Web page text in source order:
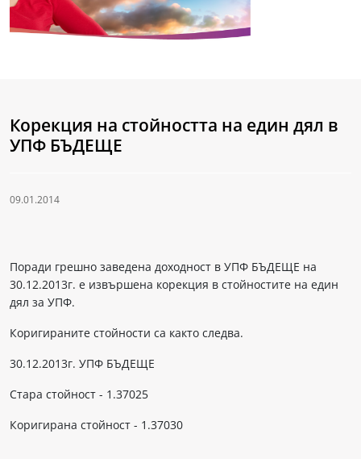
Корекция на стойността на един дял в
УПФ БЪДЕЩЕ
09.01.2014
Поради грешно заведена доходност в УПФ БЪДЕЩЕ на
30.12.2013г. е извършена корекция в стойностите на един
дял за УПФ.
Коригираните стойности са както следва.
30.12.2013г. УПФ БЪДЕЩЕ
Стара стойност - 1.37025
Коригирана стойност - 1.37030